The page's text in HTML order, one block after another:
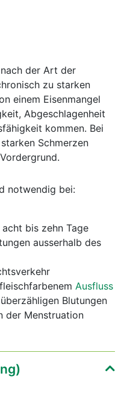
der Art der
zu starken
einem Eisenmangel
Abgeschlagenheit
kommen. Bei
Schmerzen
notwendig bei:
bis zehn Tage
ausserhalb des
Ausfluss
Blutungen
der Menstruation